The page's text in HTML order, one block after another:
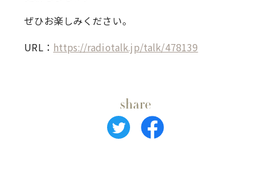
ぜひお楽しみください。
URL： https://radiotalk.jp/talk/478139